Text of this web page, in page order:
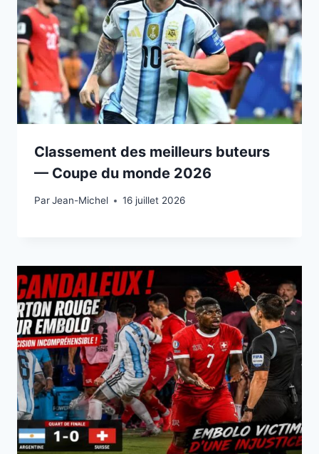
Classement des meilleurs buteurs
— Coupe du monde 2026
ParJean-Michel
15 juillet 2026 16 juillet 2026